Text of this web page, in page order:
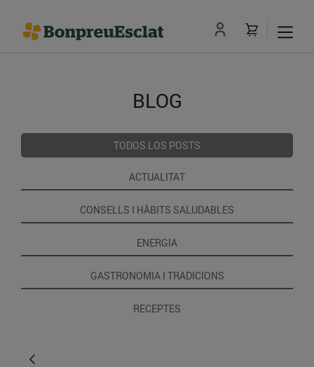
BLOG
TODOS LOS POSTS
ACTUALITAT
CONSELLS I HÀBITS SALUDABLES
ENERGIA
GASTRONOMIA I TRADICIONS
RECEPTES